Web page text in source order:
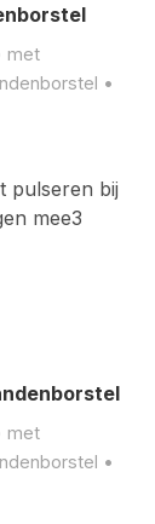
met
•
pulseren bij
mee3
met
•